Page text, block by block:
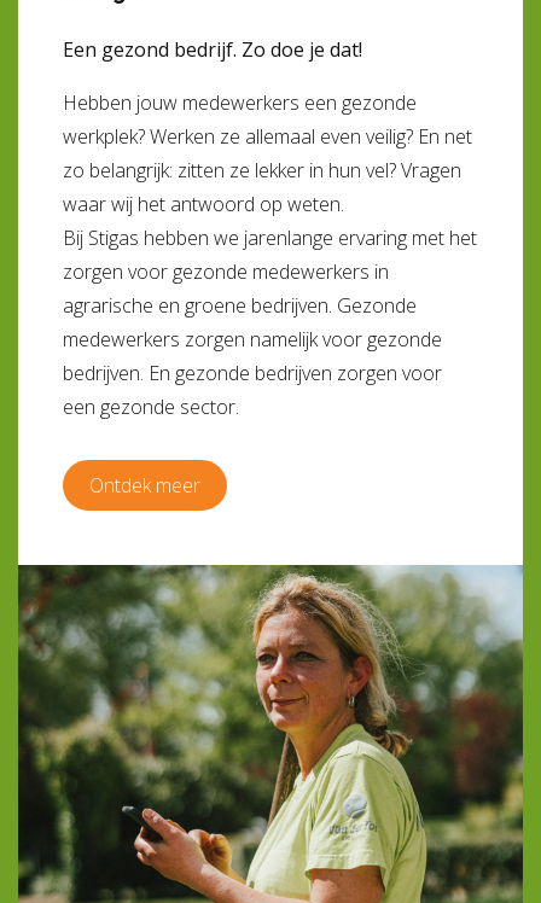
Een gezond bedrijf. Zo doe je dat!
Hebben jouw medewerkers een gezonde
werkplek? Werken ze allemaal even veilig? En net
zo belangrijk: zitten ze lekker in hun vel? Vragen
waar wij het antwoord op weten.
Bij Stigas hebben we jarenlange ervaring met het
zorgen voor gezonde medewerkers in
agrarische en groene bedrijven. Gezonde
medewerkers zorgen namelijk voor gezonde
bedrijven. En gezonde bedrijven zorgen voor
een gezonde sector.
Ontdek meer